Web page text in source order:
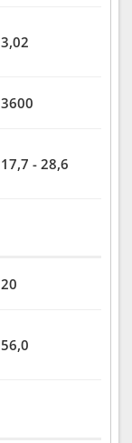
3,02
3600
17,7 - 28,6
20
56,0